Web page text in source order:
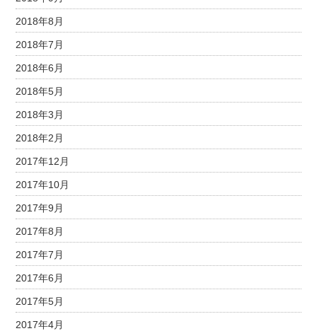
2018年8月
2018年7月
2018年6月
2018年5月
2018年3月
2018年2月
2017年12月
2017年10月
2017年9月
2017年8月
2017年7月
2017年6月
2017年5月
2017年4月